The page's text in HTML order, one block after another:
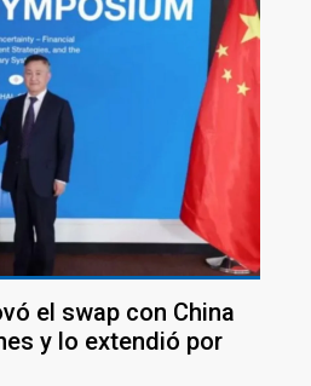
el swap con China
y lo extendió por